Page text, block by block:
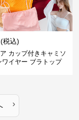
(税込)
カップ付きキャミソ
ワイヤー ブラトップ
›